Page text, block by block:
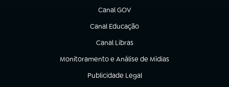
Canal GOV
(abre em nova aba)
Canal Educação
(abre em nova aba)
Canal Libras
(abre em nova aba)
Monitoramento e Análise de Mídias
(abre em nova aba)
Publicidade Legal
(abre em nova aba)